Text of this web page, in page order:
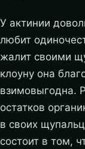
У актинии
любит
жалит своими
клоуну она
взимовыгодна.
остатков
в своих
состоит в том,